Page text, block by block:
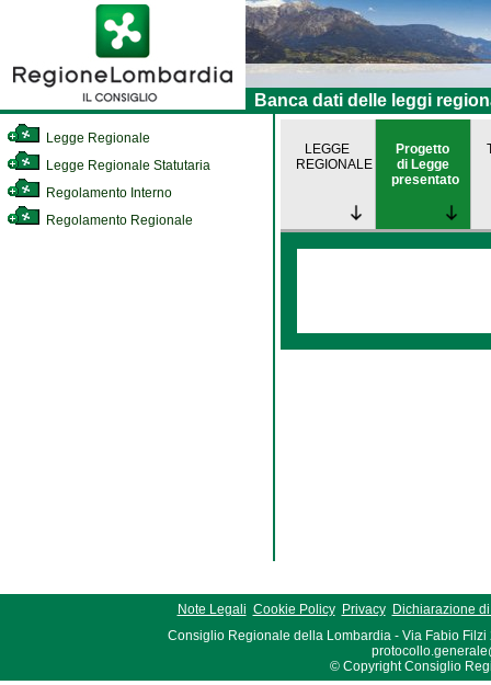
Banca dati delle leggi
Legge Regionale
Legge Regionale Statutaria
Regolamento Interno
Regolamento Regionale
LEGGE
REGIONALE
Progetto
di Legge
presentato
Note Legali Cookie Policy Privacy
Dichiarazione
Consiglio Regionale della Lombardia - Via Fabio Filzi
© Copyright Consiglio